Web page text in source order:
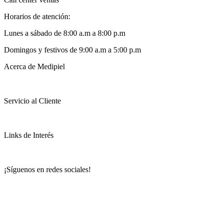
Horarios de atención:
Lunes a sábado de 8:00 a.m a 8:00 p.m
Domingos y festivos de 9:00 a.m a 5:00 p.m
Acerca de Medipiel
Servicio al Cliente
Links de Interés
¡Síguenos en redes sociales!